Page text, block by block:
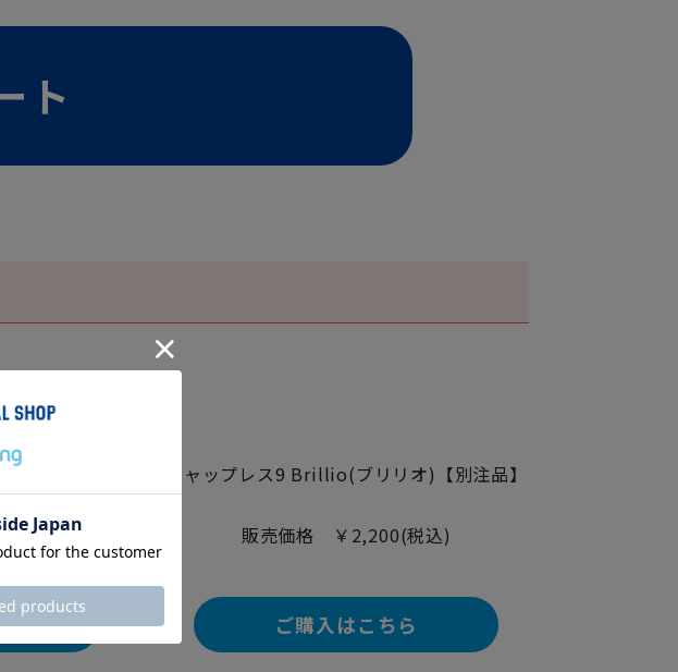
ト
ム印【別注
込)
キャップレス9 Brillio(ブリリオ)【別注品】
販売価格 ￥2,200(税込)
ご購入はこちら